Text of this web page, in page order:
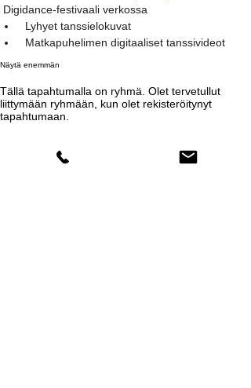
Digidance-festivaali verkossa
Lyhyet tanssielokuvat
Matkapuhelimen digitaaliset tanssivideot
Näytä enemmän
Tällä tapahtumalla on ryhmä. Olet tervetullut
liittymään ryhmään, kun olet rekisteröitynyt
tapahtumaan.